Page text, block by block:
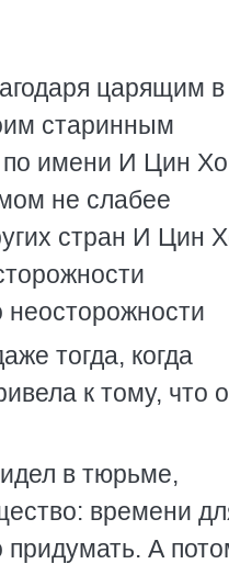
царящим в
старинным
по имени И Цин
не слабее
стран И Цин
неосторожности
тогда, когда
к тому, что
в тюрьме,
времени
А